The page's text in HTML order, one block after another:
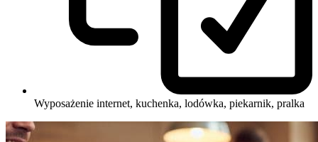
Wyposażenie internet, kuchenka, lodówka, piekarnik, pralka